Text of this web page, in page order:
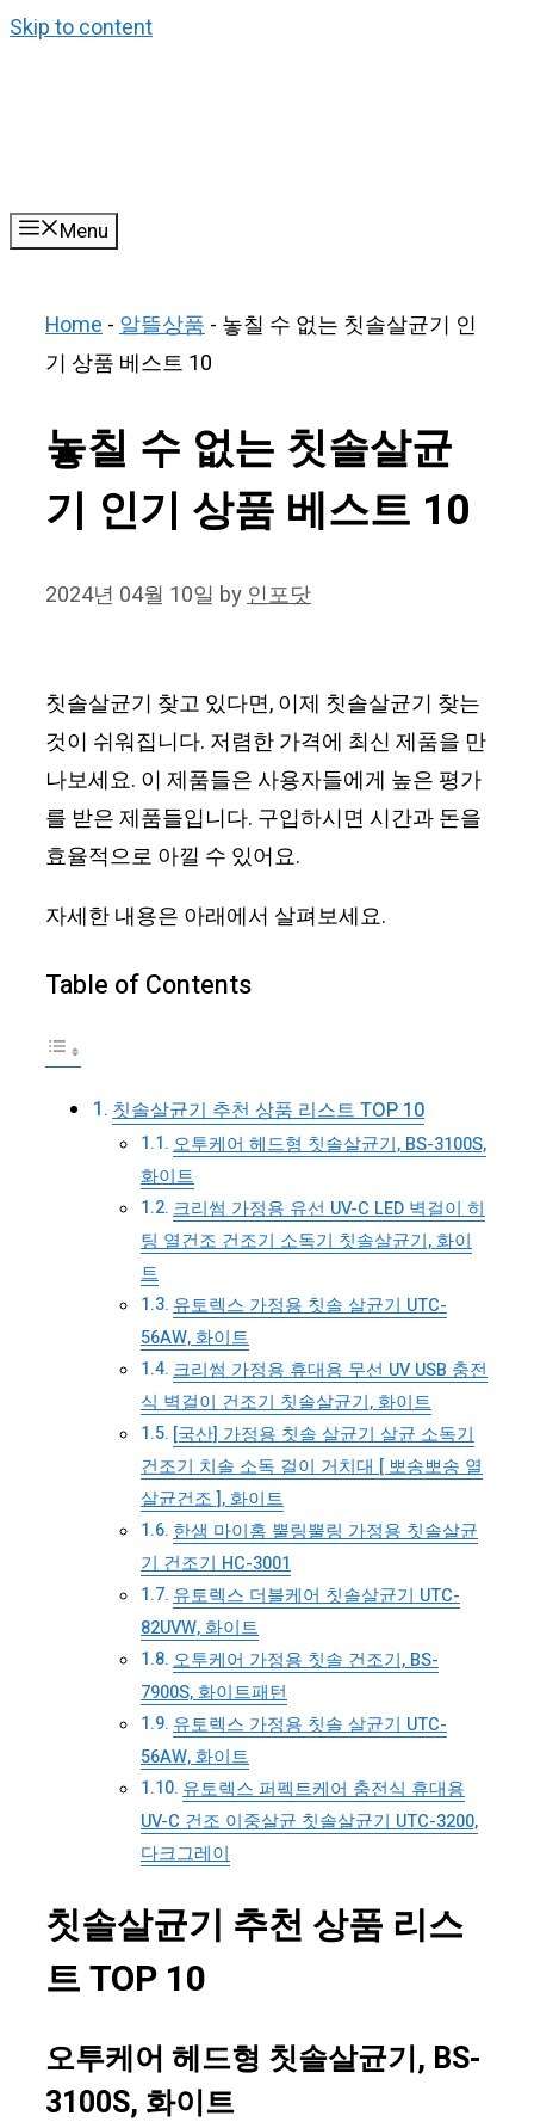
Skip to content
Menu
Home-알뜰상품- 놓칠 수 없는 칫솔살균기 인
기 상품 베스트 10
놓칠 수 없는 칫솔살균
기 인기 상품 베스트 10
2024년 04월 10일 by인포닷
칫솔살균기 찾고 있다면, 이제 칫솔살균기 찾는
것이 쉬워집니다. 저렴한 가격에 최신 제품을 만
나보세요. 이 제품들은 사용자들에게 높은 평가
를 받은 제품들입니다. 구입하시면 시간과 돈을
효율적으로 아낄 수 있어요.
자세한 내용은 아래에서 살펴보세요.
Table of Contents
칫솔살균기 추천 상품 리스트 TOP 10
오투케어 헤드형 칫솔살균기, BS-3100S,
화이트
크리썸 가정용 유선 UV-C LED 벽걸이 히
팅 열건조 건조기 소독기 칫솔살균기, 화이
트
유토렉스 가정용 칫솔 살균기 UTC-
56AW, 화이트
크리썸 가정용 휴대용 무선 UV USB 충전
식 벽걸이 건조기 칫솔살균기, 화이트
[국산] 가정용 칫솔 살균기 살균 소독기
건조기 치솔 소독 걸이 거치대 [ 뽀송뽀송 열
살균건조 ], 화이트
한샘 마이홈 뿔링뿔링 가정용 칫솔살균
기 건조기 HC-3001
유토렉스 더블케어 칫솔살균기 UTC-
82UVW, 화이트
오투케어 가정용 칫솔 건조기, BS-
7900S, 화이트패턴
유토렉스 가정용 칫솔 살균기 UTC-
56AW, 화이트
유토렉스 퍼펙트케어 충전식 휴대용
UV-C 건조 이중살균 칫솔살균기 UTC-3200,
다크그레이
칫솔살균기 추천 상품 리스
트 TOP 10
오투케어 헤드형 칫솔살균기, BS-
3100S, 화이트